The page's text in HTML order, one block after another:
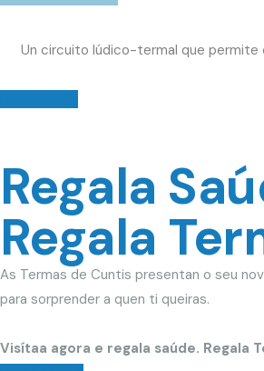
Un circuito lúdico-termal que permite
Regala
Regala
As Termas de Cuntis presentan o seu
para sorprender a quen ti queiras.
Visítaa agora e regala saúde. Regala